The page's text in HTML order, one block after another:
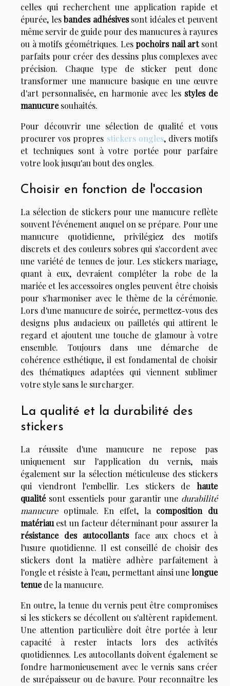
celles qui recherchent une application rapide et
épurée, lesbandes adhésivessont idéales et peuvent
même servir de guide pour des manucures à rayures
ou à motifs géométriques. Lespochoirs nail artsont
parfaits pour créer des dessins plus complexes avec
précision. Chaque type de sticker peut donc
transformer une manucure basique en une œuvre
d'art personnalisée, en harmonie avec les styles de
manucuresouhaités.
Pour découvrir une sélection de qualité et vous
procurer vos propres stickers ongles, divers motifs
et techniques sont à votre portée pour parfaire
votre look jusqu'au bout des ongles.
Choisir en fonction de l'occasion
La sélection de stickers pour une manucure reflète
souvent l'événement auquel on se prépare. Pour une
manucure quotidienne, privilégiez des motifs
discrets et des couleurs sobres qui s'accordent avec
une variété de tenues de jour. Les stickers mariage,
quant à eux, devraient compléter la robe de la
mariée et les accessoires ongles peuvent être choisis
pour s'harmoniser avec le thème de la cérémonie.
Lors d'une manucure de soirée, permettez-vous des
designs plus audacieux ou pailletés qui attirent le
regard et ajoutent une touche de glamour à votre
ensemble. Toujours dans une démarche de
cohérence esthétique, il est fondamental de choisir
des thématiques adaptées qui viennent sublimer
votre style sans le surcharger.
La qualité et la durabilité des
stickers
La réussite d'une manucure ne repose pas
uniquement sur l'application du vernis, mais
également sur la sélection méticuleuse des stickers
qui viendront l'embellir. Les stickers de haute
qualitésont essentiels pour garantir une durabilité
manucureoptimale. En effet, la composition du
matériau est un facteur déterminant pour assurer la
résistance des autocollantsface aux chocs et à
l'usure quotidienne. Il est conseillé de choisir des
stickers dont la matière adhère parfaitement à
l'ongle et résiste à l'eau, permettant ainsi unelongue
tenuede la manucure.
En outre, la tenue du vernis peut être compromises
si les stickers se décollent ou s'altèrent rapidement.
Une attention particulière doit être portée à leur
capacité à rester intacts lors des activités
quotidiennes. Les autocollants doivent également se
fondre harmonieusement avec le vernis sans créer
de surépaisseur ou de bavure. Pour reconnaître les